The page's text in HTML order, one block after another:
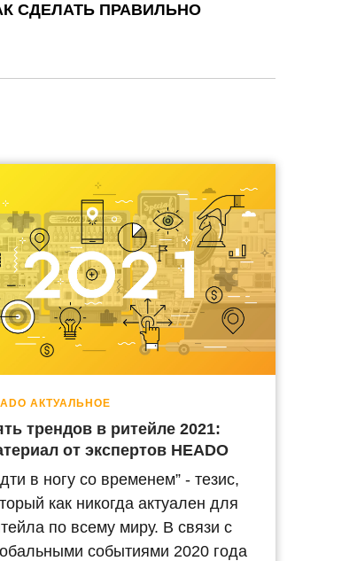
СДЕЛАТЬ ПРАВИЛЬНО
АКТУАЛЬНОЕ
трендов в ритейле 2021:
от экспертов HEADO
в ногу со временем” - тезис,
как никогда актуален для
по всему миру. В связи с
событиями 2020 года